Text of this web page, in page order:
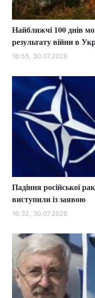
Найближчі 100 днів
результату війни в
16:55, 30.07.2026
Падіння російської
виступили із заявою
16:32, 30.07.2026